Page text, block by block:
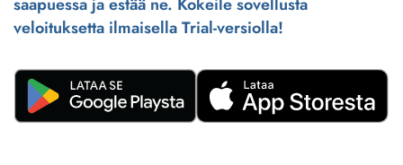
saapuessa ja estää ne. Kokeile sovellusta
veloituksetta ilmaisella Trial-versiolla!